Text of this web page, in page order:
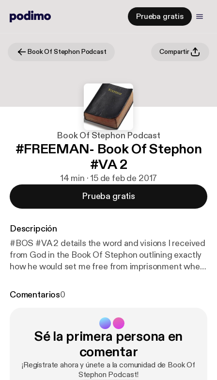
Prueba gratis
Book Of Stephon Podcast Compartir
Book Of Stephon Podcast
#FREEMAN- Book Of Stephon
#VA 2
14 min · 15 de feb de 2017
Prueba gratis
Descripción
#BOS #VA 2 details the word and visions I received
from God in the Book Of Stephon outlining exactly
how he would set me free from imprisonment when
false charges of Muslim terrorism. Through my next
diabolical plots of my enemies America. Hallelujah all
around the world!! "Love your neighbor"-Mark 12:31
Book Of Stephon Scriptures Analyzed: "I Will Not
Leave You Shut Up Too Long" "Josh Kotelnicki"
Comentarios0
Sé la primera persona en
comentar
¡Regístrate ahora y únete a la comunidad de Book Of
Stephon Podcast!